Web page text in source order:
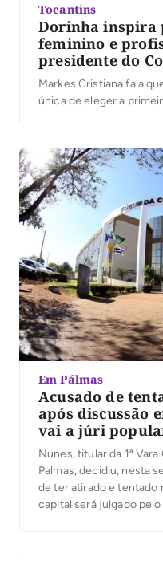
Tocantins
Dorinha inspira
feminino e
presidente do
Markes Cristiana fala
única de eleger a
Em Pálmas
Acusado de
após discussão
vai a júri
Nunes, titular da 1ª
Palmas, decidiu, nesta
de ter atirado e tentado
capital será julgado